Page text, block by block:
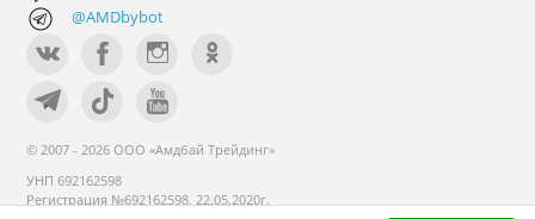
@AMDbybot
© 2007 - 2026 ООО «Амдбай Трейдинг»
УНП 692162598
Регистрация №692162598, 22.05.2020г.